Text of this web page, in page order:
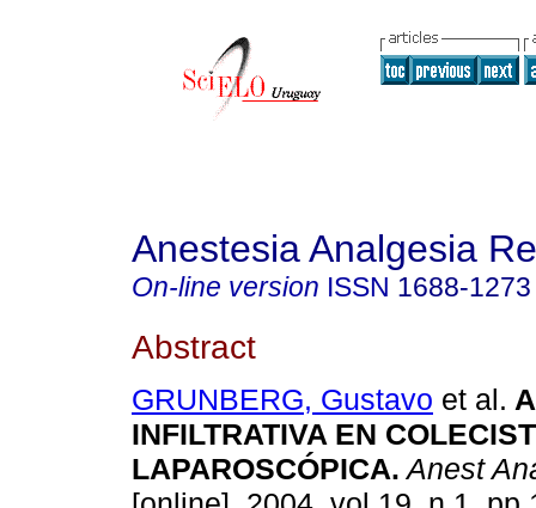
Anestesia Analgesia
On-line version ISSN 1688-1273
Abstract
GRUNBERG, Gustavo et al.
INFILTRATIVA EN
LAPAROSCÓPICA. Anest